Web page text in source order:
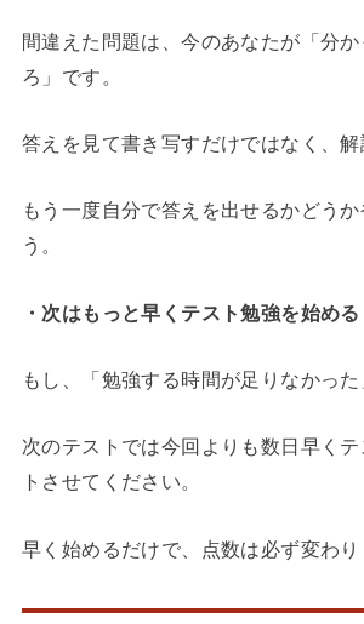
間違えた問題は、今のあなたが「分か
ろ」です。
答えを見て書き写すだけではなく、解
もう一度自分で答えを出せるかどうか
う。
・次はもっと早くテスト勉強を始める
もし、「勉強する時間が足りなかった
次のテストでは今回よりも数日早く
トさせてください。
早く始めるだけで、点数は必ず変わり